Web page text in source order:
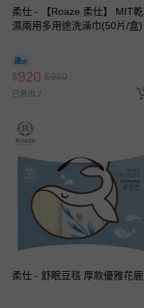
柔仕 - 【Roaze 柔仕】 MIT乾
濕兩用多用途洗澡巾(50片/盒)
$920 $960
已售出 2
柔仕 - 舒眠豆毯 厚款優雅花鹿